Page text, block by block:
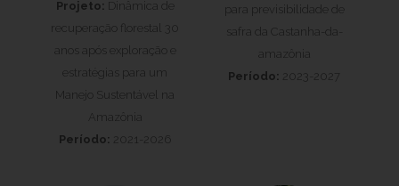
Projeto: Dinâmica de
recuperação florestal 30
anos após exploração e
estratégias para um
Manejo Sustentável na
Amazônia
Período: 2021-2026
para previsibilidade de
safra da Castanha-da-
amazônia
Período: 2023-2027